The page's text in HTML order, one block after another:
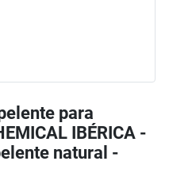
para
IBÉRICA -
natural -